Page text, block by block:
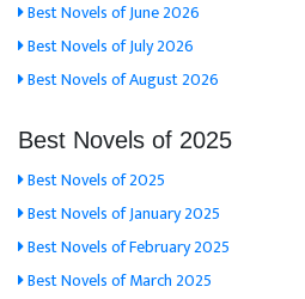
Best Novels of June 2026
Best Novels of July 2026
Best Novels of August 2026
Best Novels of 2025
Best Novels of 2025
Best Novels of January 2025
Best Novels of February 2025
Best Novels of March 2025